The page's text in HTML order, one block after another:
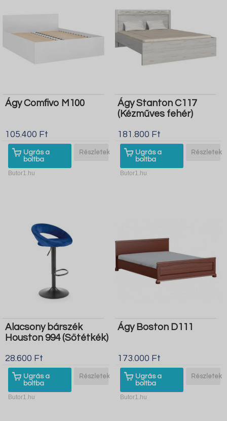
Ágy Comfivo M100
105.400 Ft
Ugrás a
boltba
Részletek
Butor1.hu
Ágy Stanton C117
(Kézműves fehér)
181.800 Ft
Ugrás a
boltba
Részletek
Butor1.hu
Alacsony bárszék
Houston 994 (Sötétkék)
28.600 Ft
Ugrás a
boltba
Részletek
Butor1.hu
Ágy Boston D111
173.000 Ft
Ugrás a
boltba
Részletek
Butor1.hu